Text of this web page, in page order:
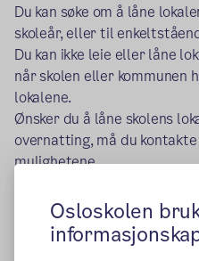
Osloskolen
Du kan søke om å låne
skoleår, eller til
Du kan ikke leie eller låne
når skolen eller kommunen
lokalene.
Ønsker du å låne skolens
overnatting, må du
mulighetene.
kommunens hjemmesider.
Har du spørsmål